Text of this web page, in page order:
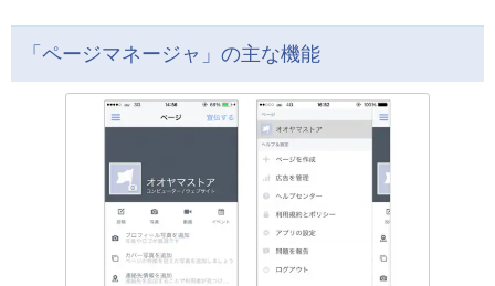
「ページマネージャ」の主な機能